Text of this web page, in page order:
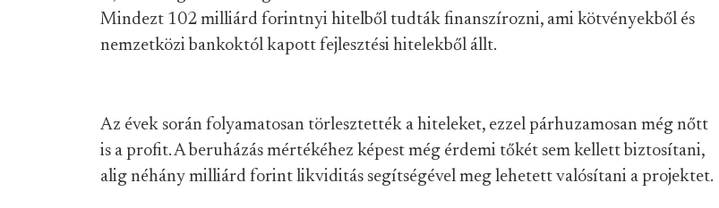
Mindezt 102 milliárd forintnyi hitelből tudták finanszírozni, ami kötvényekből és
nemzetközi bankoktól kapott fejlesztési hitelekből állt.
Az évek során folyamatosan törlesztették a hiteleket, ezzel párhuzamosan még nőtt
is a profit. A beruházás mértékéhez képest még érdemi tőkét sem kellett biztosítani,
alig néhány milliárd forint likviditás segítségével meg lehetett valósítani a projektet.